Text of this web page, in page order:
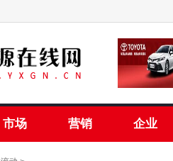
市场 营销 企业